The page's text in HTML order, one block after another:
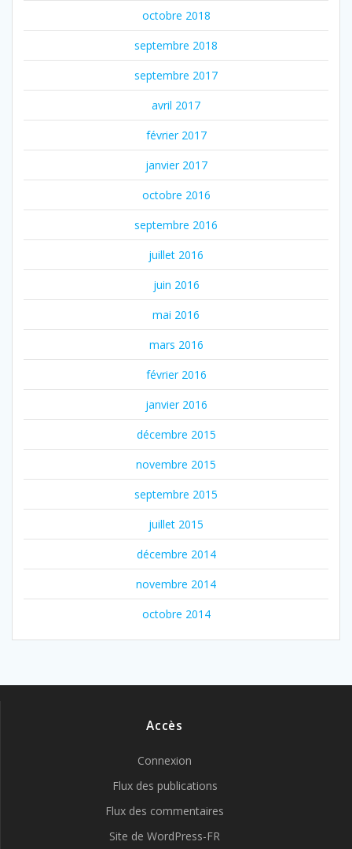
octobre 2018
septembre 2018
septembre 2017
avril 2017
février 2017
janvier 2017
octobre 2016
septembre 2016
juillet 2016
juin 2016
mai 2016
mars 2016
février 2016
janvier 2016
décembre 2015
novembre 2015
septembre 2015
juillet 2015
décembre 2014
novembre 2014
octobre 2014
Accès
Connexion
Flux des publications
Flux des commentaires
Site de WordPress-FR